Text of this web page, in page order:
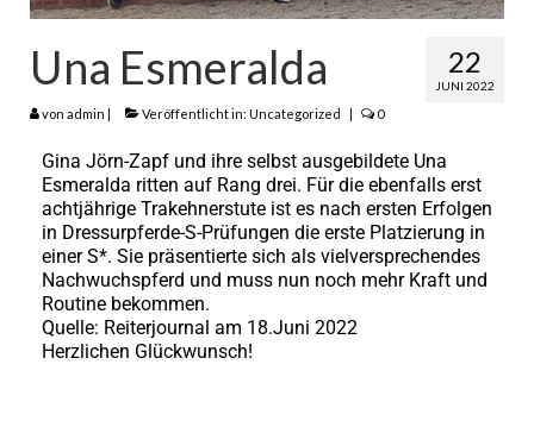
SCHWALBENZAUBER
HALIFA
EC ANGELO
Landwirtschaft
Tierarzt in Uslar
22
JUNI 2022
Una Esmeralda
von admin Veröffentlicht in: Uncategorized 0
Gina Jörn-Zapf und ihre selbst ausgebildete Una
Esmeralda ritten auf Rang drei. Für die ebenfalls erst
achtjährige Trakehnerstute ist es nach ersten Erfolgen
in Dressurpferde-S-Prüfungen die erste Platzierung in
einer S*. Sie präsentierte sich als vielversprechendes
Nachwuchspferd und muss nun noch mehr Kraft und
Routine bekommen.
Quelle: Reiterjournal am 18.Juni 2022
Herzlichen Glückwunsch!